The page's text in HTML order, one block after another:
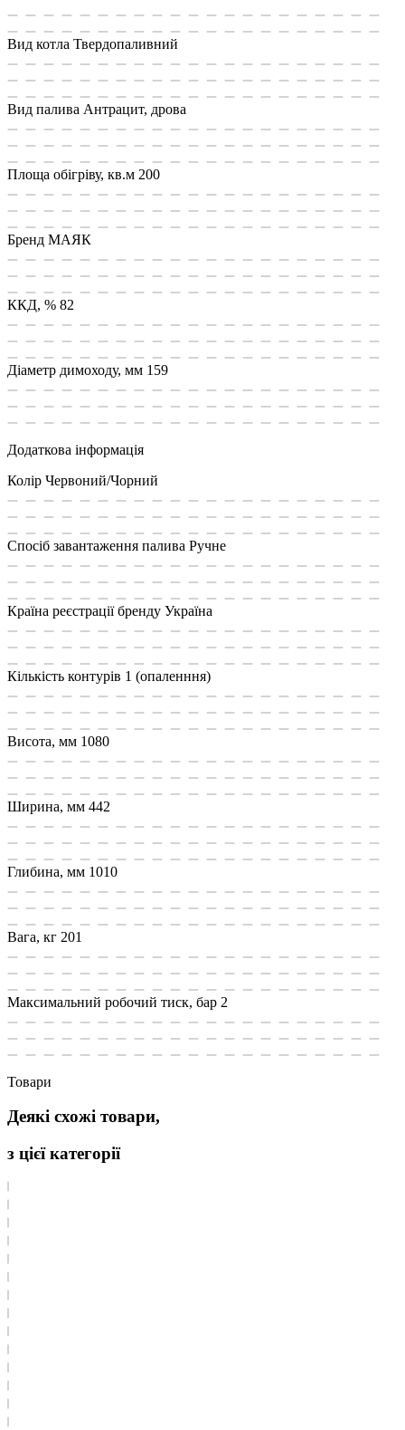
Вид котла Твердопаливний
Вид палива Антрацит, дрова
Площа обiгрiву, кв.м 200
Бренд МАЯК
ККД, % 82
Діаметр димоходу, мм 159
Додаткова інформація
Колір Червоний/Чорний
Спосіб завантаження палива Ручне
Країна реєстрації бренду Україна
Кількість контурів 1 (опаленння)
Висота, мм 1080
Ширина, мм 442
Глибина, мм 1010
Вага, кг 201
Максимальний робочий тиск, бар 2
Товари
Деякі схожі товари,
з цієї категорії